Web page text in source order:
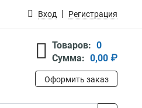
Вход Регистрация
Товаров: 0
Сумма: 0,00 ₽
Оформить заказ